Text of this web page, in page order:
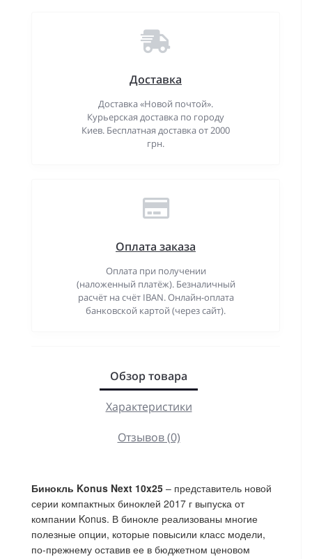
Доставка
Доставка «Новой почтой».
Курьерская доставка по городу
Киев. Бесплатная доставка от 2000
грн.
Оплата заказа
Оплата при получении
(наложенный платёж). Безналичный
расчёт на счёт IBAN. Онлайн-оплата
банковской картой (через сайт).
Обзор товара
Характеристики
Отзывов (0)
Бинокль Konus Next 10x25 – представитель новой
серии компактных биноклей 2017 г выпуска от
компании Konus. В бинокле реализованы многие
полезные опции, которые повысили класс модели,
по-прежнему оставив ее в бюджетном ценовом